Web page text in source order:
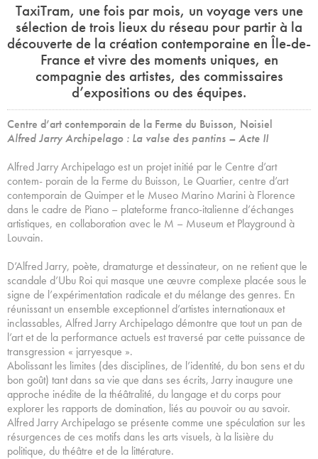
TaxiTram, une fois par mois, un voyage vers une
sélection de trois lieux du réseau pour partir à la
découverte de la création contemporaine en Île-de-
France et vivre des moments uniques, en
compagnie des artistes, des commissaires
d’expositions ou des équipes.
Centre d’art contemporain de la Ferme du Buisson, Noisiel
Alfred Jarry Archipelago : La valse des pantins – Acte II
Alfred Jarry Archipelago est un projet initié par le Centre d’art
contem- porain de la Ferme du Buisson, Le Quartier, centre d’art
contemporain de Quimper et le Museo Marino Marini à Florence
dans le cadre de Piano – plateforme franco-italienne d’échanges
artistiques, en collaboration avec le M – Museum et Playground à
Louvain.
D’Alfred Jarry, poète, dramaturge et dessinateur, on ne retient que le
scandale d’Ubu Roi qui masque une œuvre complexe placée sous le
signe de l’expérimentation radicale et du mélange des genres. En
réunissant un ensemble exceptionnel d’artistes internationaux et
inclassables, Alfred Jarry Archipelago démontre que tout un pan de
l’art et de la performance actuels est traversé par cette puissance de
transgression « jarryesque ».
Abolissant les limites (des disciplines, de l’identité, du bon sens et du
bon goût) tant dans sa vie que dans ses écrits, Jarry inaugure une
approche inédite de la théâtralité, du langage et du corps pour
explorer les rapports de domination, liés au pouvoir ou au savoir.
Alfred Jarry Archipelago se présente comme une spéculation sur les
résurgences de ces motifs dans les arts visuels, à la lisière du
politique, du théâtre et de la littérature.